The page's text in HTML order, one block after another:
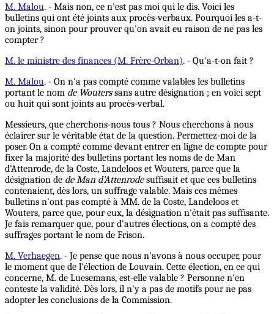
M. Malou. - Mais non, ce n'est pas moi qui le dis. Voici les
bulletins qui ont été joints aux procès-verbaux. Pourquoi les a-t-
on joints, sinon pour prouver qu'on avait eu raison de ne pas les
compter ?
M. le ministre des finances (M. Frère-Orban). - Qu'a-t-on fait ?
M. Malou. - On n'a pas compté comme valables les bulletins
portant le nom de Wouterssans autre désignation ; en voici sept
ou huit qui sont joints au procès-verbal.
Messieurs, que cherchons-nous tous ? Nous cherchons à nous
éclairer sur le véritable état de la question. Permettez-moi de la
poser. On a compté comme devant entrer en ligne de compte pour
fixer la majorité des bulletins portant les noms de de Man
d'Attenrode, de la Coste, Landeloos et Wouters, parce que la
désignation de de Man d'Attenrodesuffisait et que ces bulletins
contenaient, dès lors, un suffrage valable. Mais ces mêmes
bulletins n'ont pas compté à MM. de la Coste, Landeloos et
Wouters, parce que, pour eux, la désignation n'était pas suffisante.
Je fais remarquer que, pour d'autres élections, on a compté des
suffrages portant le nom de Frison.
M. Verhaegen. - Je pense que nous n'avons à nous occuper, pour
le moment que de l'élection de Louvain. Cette élection, en ce qui
concerne, M. de Luesemans, est-elle valable ? Personne n'en
conteste la validité. Dès lors, il n'y a pas de motifs pour ne pas
adopter les conclusions de la Commission.